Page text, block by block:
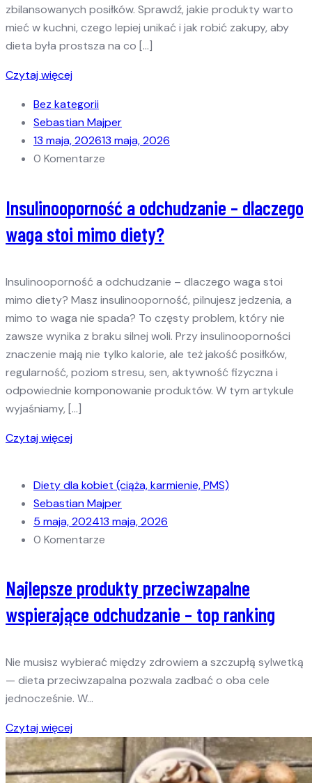
zbilansowanych posiłków. Sprawdź, jakie produkty warto
mieć w kuchni, czego lepiej unikać i jak robić zakupy, aby
dieta była prostsza na co […]
Czytaj więcej
Bez kategorii
Sebastian Majper
13 maja, 202613 maja, 2026
0 Komentarze
Insulinooporność a odchudzanie – dlaczego
waga stoi mimo diety?
Insulinooporność a odchudzanie – dlaczego waga stoi
mimo diety? Masz insulinooporność, pilnujesz jedzenia, a
mimo to waga nie spada? To częsty problem, który nie
zawsze wynika z braku silnej woli. Przy insulinooporności
znaczenie mają nie tylko kalorie, ale też jakość posiłków,
regularność, poziom stresu, sen, aktywność fizyczna i
odpowiednie komponowanie produktów. W tym artykule
wyjaśniamy, […]
Czytaj więcej
Diety dla kobiet (ciąża, karmienie, PMS)
Sebastian Majper
5 maja, 202413 maja, 2026
0 Komentarze
Najlepsze produkty przeciwzapalne
wspierające odchudzanie – top ranking
Nie musisz wybierać między zdrowiem a szczupłą sylwetką
— dieta przeciwzapalna pozwala zadbać o oba cele
jednocześnie. W…
Czytaj więcej